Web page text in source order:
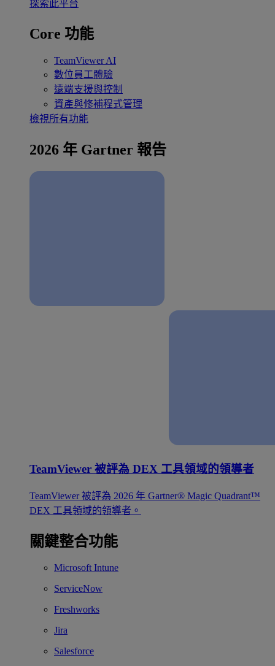
探索此平台
Core 功能
TeamViewer AI
數位員工體驗
遠端支援與控制
資產與修補程式管理
檢視所有功能
2026 年 Gartner 報告
TeamViewer 被評為 DEX 工具領域的領導者
TeamViewer 被評為 2026 年 Gartner® Magic Quadrant™
DEX 工具領域的領導者。
關鍵整合功能
Microsoft Intune
ServiceNow
Freshworks
Jira
Salesforce